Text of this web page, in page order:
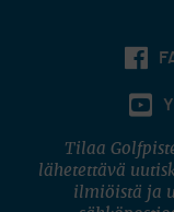
Tilaa
lähetettävä
ilmiöistä ja